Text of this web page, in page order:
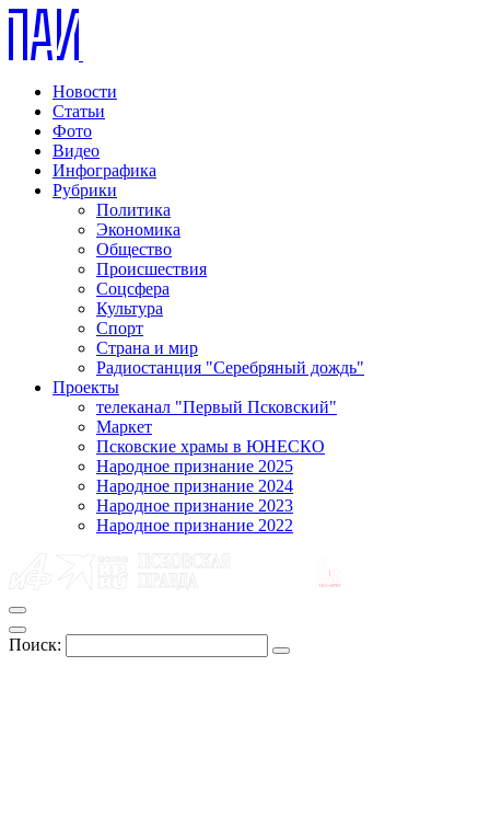
Новости
Статьи
Фото
Видео
Инфографика
Рубрики
Политика
Экономика
Общество
Происшествия
Соцсфера
Культура
Спорт
Страна и мир
Радиостанция "Серебряный дождь"
Проекты
телеканал "Первый Псковский"
Маркет
Псковские храмы в ЮНЕСКО
Народное признание 2025
Народное признание 2024
Народное признание 2023
Народное признание 2022
Поиск: